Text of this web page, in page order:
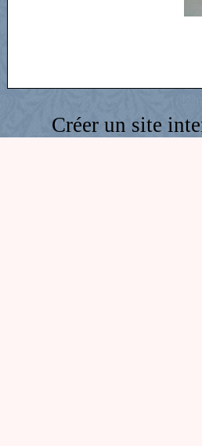
Créer un site